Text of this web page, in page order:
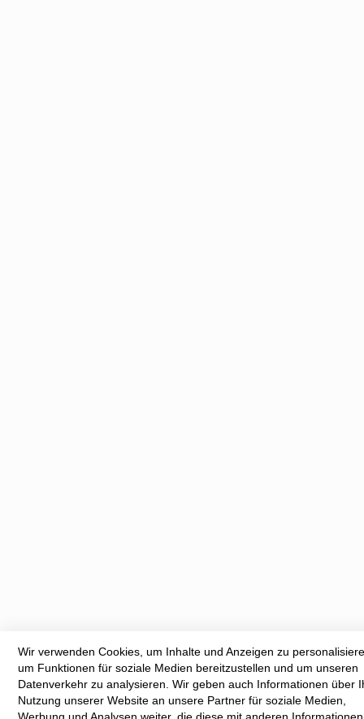
Wir verwenden Cookies, um Inhalte und Anzeigen zu
um Funktionen für soziale Medien bereitzustellen und um unseren
Datenverkehr zu analysieren. Wir geben auch Informationen über
Nutzung unserer Website an unsere Partner für soziale Medien,